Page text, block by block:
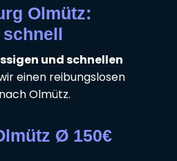
Olmütz:
und schnellen
einen reibungslosen
Olmütz.
Ø 150€